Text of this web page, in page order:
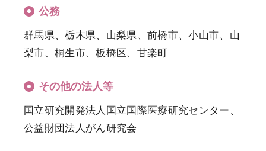
公務
群馬県、栃木県、山梨県、前橋市、小山市、山
梨市、桐生市、板橋区、甘楽町
その他の法人等
国立研究開発法人国立国際医療研究センター、
公益財団法人がん研究会